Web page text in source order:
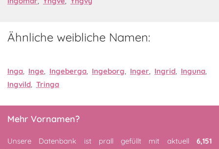
Ähnliche weibliche Namen:
Inga, Inge, Ingeberga, Ingeborg, Inger, Ingrid, Inguna,
Ingvild, Tringa
Mehr Vornamen?
Unsere Datenbank ist prall gefüllt mit aktuell 6,151